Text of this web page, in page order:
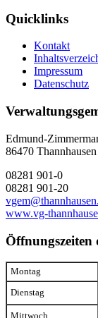
Quicklinks
Kontakt
Impressum
Datenschutz
Edmund-
86470 Thannhausen
08281 901-0
08281 901-20
www.vg-
Öffnungszeiten
Montag
Dienstag